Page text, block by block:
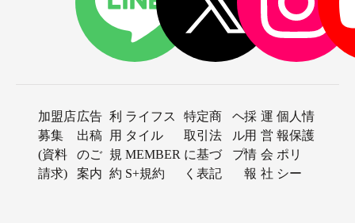
加盟店
募集
(資料
請求)
広告
出稿
のご
案内
利
用
規
約
ライフス
タイル
MEMBER
S+規約
特定商
取引法
に基づ
く表記
ヘ
ル
プ
採
用
情
報
運
営
会
社
個人情
報保護
ポリ
シー